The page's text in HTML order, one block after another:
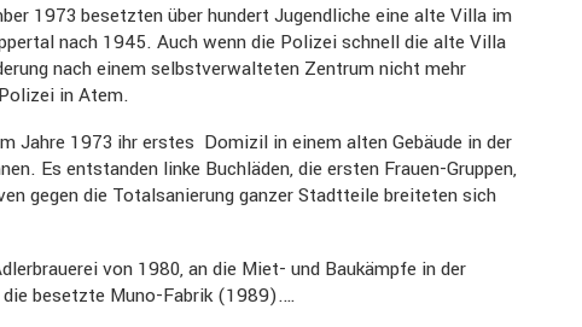
1973 besetzten über hundert Jugend­liche eine alte Villa im
nach 1945. Auch wenn die Polizei schnell die alte Villa
nach einem selbst­ver­wal­teten Zentrum nicht mehr
in Atem.
Jahre 1973 ihr erstes Domizil in einem alten Gebäude in der
Es entstanden linke Buchläden, die ersten Frauen-Gruppen,
gegen die Total­sa­nie­rung ganzer Stadt­teile breiteten sich
von 1980, an die Miet- und Baukämpfe in der
besetzte Muno-Fabrik (1989).…